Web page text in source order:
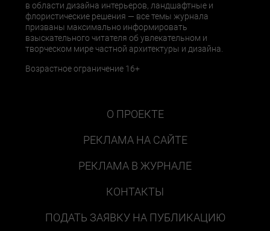
в области дизайна интерьеров, ландшафтные и
флористические решения — все темы журнала
призваны максимально информировать
взыскательного читателя об увлекательном и
творческом мире частной архитектуры и дизайна.
Возрастное ограничение 16+
О ПРОЕКТЕ
РЕКЛАМА НА САЙТЕ
РЕКЛАМА В ЖУРНАЛЕ
КОНТАКТЫ
ПОДАТЬ ЗАЯВКУ НА ПУБЛИКАЦИЮ